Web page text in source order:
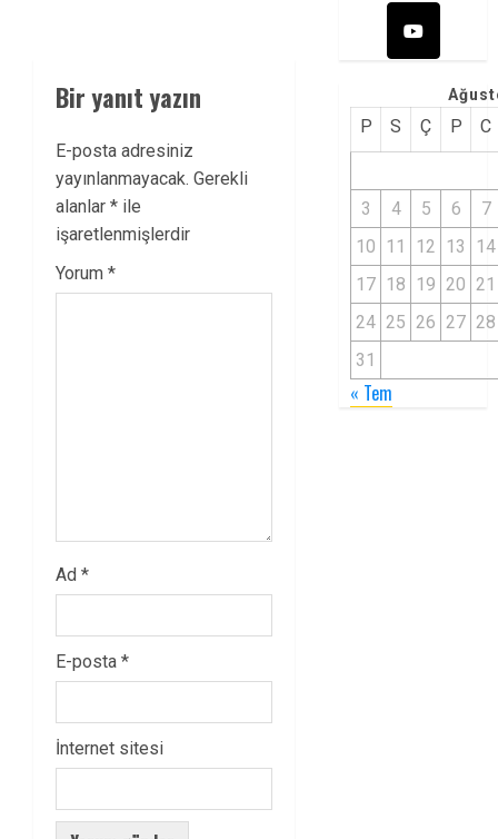
Bir yanıt yazın
E-posta adresiniz
yayınlanmayacak. Gerekli
alanlar * ile
işaretlenmişlerdir
Yorum *
Ad *
E-posta *
İnternet sitesi
P S Ç P C
3 4 5 6
7
10 11 12 13
14
17 18 19 20 21
24 25 26 27 28
31
« Tem